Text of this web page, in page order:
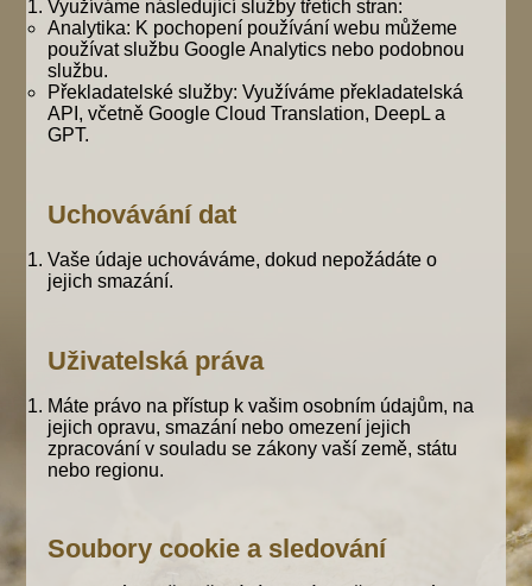
Využíváme následující služby třetích stran:
Analytika: K pochopení používání webu můžeme
používat službu Google Analytics nebo podobnou
službu.
Překladatelské služby: Využíváme překladatelská
API, včetně Google Cloud Translation, DeepL a
GPT.
Uchovávání dat
Vaše údaje uchováváme, dokud nepožádáte o
jejich smazání.
Uživatelská práva
Máte právo na přístup k vašim osobním údajům, na
jejich opravu, smazání nebo omezení jejich
zpracování v souladu se zákony vaší země, státu
nebo regionu.
Soubory cookie a sledování